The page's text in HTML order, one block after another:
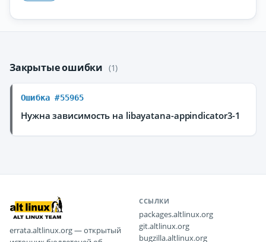
Закрытые ошибки (1)
Ошибка #55965
Нужна зависимость на libayatana-appindicator3-1
errata.altlinux.org — открытый
ССЫЛКИ
packages.altlinux.org
git.altlinux.org
bugzilla.altlinux.org